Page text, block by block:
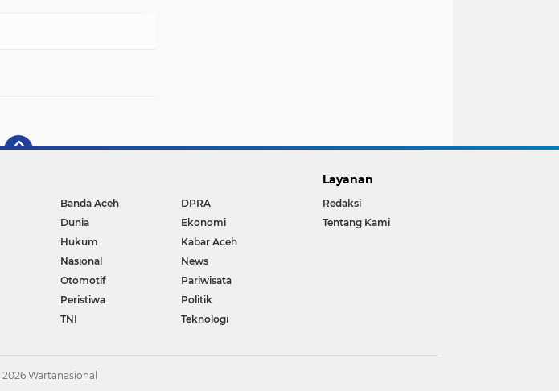
Banda Aceh
DPRA
Dunia
Ekonomi
Hukum
Kabar Aceh
Nasional
News
Otomotif
Pariwisata
Peristiwa
Politik
TNI Teknologi
Layanan
Redaksi
Tentang Kami
2026 Wartanasional